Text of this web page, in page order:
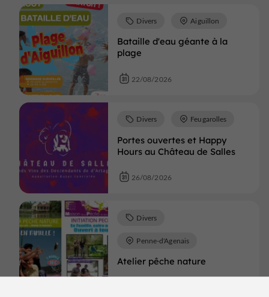
Bataille d'eau géante à la
plage
Divers Aiguillon
22/08/2026
Portes ouvertes et Happy
Hours au Château de Salles
Divers Feugarolles
26/08/2026
Atelier pêche nature
Divers
Penne-d'Agenais